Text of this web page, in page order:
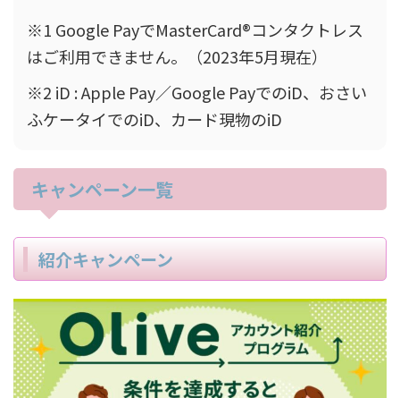
※1 Google PayでMasterCard®️コンタクトレス
はご利用できません。（2023年5月現在）
※2 iD : Apple Pay／Google PayでのiD、おさい
ふケータイでのiD、カード現物のiD
キャンペーン一覧
紹介キャンペーン